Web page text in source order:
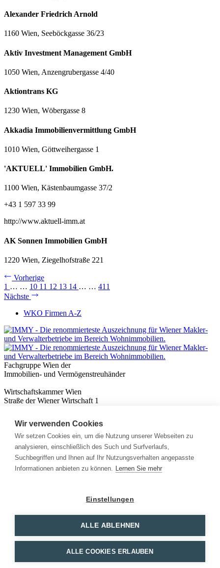
Alexander Friedrich Arnold
1160 Wien, Seeböckgasse 36/23
Aktiv Investment Management GmbH
1050 Wien, Anzengrubergasse 4/40
Aktiontrans KG
1230 Wien, Wöbergasse 8
Akkadia Immobilienvermittlung GmbH
1010 Wien, Göttweihergasse 1
'AKTUELL' Immobilien GmbH.
1100 Wien, Kästenbaumgasse 37/2
+43 1 597 33 99
http://www.aktuell-imm.at
AK Sonnen Immobilien GmbH
1220 Wien, Ziegelhofstraße 221
Vorherige
1 … … 10 11 12 13 14 … … 411
Nächste
WKO Firmen A-Z
Fachgruppe Wien der
Immobilien- und Vermögenstreuhänder
Wirtschaftskammer Wien
Straße der Wiener Wirtschaft 1
Nützliches
Immobilienwissen
Formulare & Rechner
Expert:innen
Info
Wir verwenden Cookies
Wir setzen Cookies ein, um die Nutzung unserer Webseiten zu
analysieren, einschließlich des Such und Surfverlaufs,
Suchbegriffen und Ihnen auf Ihr Nutzungsverhalten angepasste
Informationen anbieten zu können. Lernen Sie mehr
Einstellungen
ALLE ABLEHNEN
ALLE COOKIES ERLAUBEN